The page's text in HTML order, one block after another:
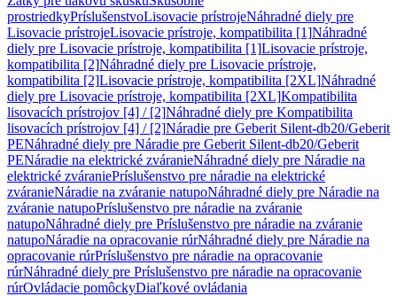
prostriedkyPríslušenstvoLisovacie prístrojeNáhradné diely pre
Lisovacie prístrojeLisovacie prístroje, kompatibilita [1]Náhradné
diely pre Lisovacie prístroje, kompatibilita [1]Lisovacie prístroje,
kompatibilita [2]Náhradné diely pre Lisovacie prístroje,
kompatibilita [2]Lisovacie prístroje, kompatibilita [2XL]Náhradné
diely pre Lisovacie prístroje, kompatibilita [2XL]Kompatibilita
lisovacích prístrojov [4] / [2]Náhradné diely pre Kompatibilita
lisovacích prístrojov [4] / [2]Náradie pre Geberit Silent-db20/Geberit
PENáhradné diely pre Náradie pre Geberit Silent-db20/Geberit
PENáradie na elektrické zváranieNáhradné diely pre Náradie na
elektrické zváraniePríslušenstvo pre náradie na elektrické
zváranieNáradie na zváranie natupoNáhradné diely pre Náradie na
zváranie natupoPríslušenstvo pre náradie na zváranie
natupoNáhradné diely pre Príslušenstvo pre náradie na zváranie
natupoNáradie na opracovanie rúrNáhradné diely pre Náradie na
opracovanie rúrPríslušenstvo pre náradie na opracovanie
rúrNáhradné diely pre Príslušenstvo pre náradie na opracovanie
rúrOvládacie pomôckyDiaľkové ovládania